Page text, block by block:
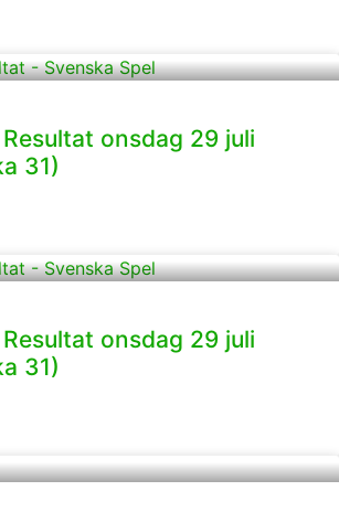
onsdag 29 juli
31)
onsdag 29 juli
31)